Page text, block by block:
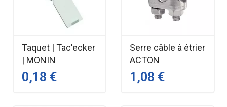
Taquet | Tac'ecker
| MONIN
0,18 €
Serre câble à étrier
ACTON
1,08 €